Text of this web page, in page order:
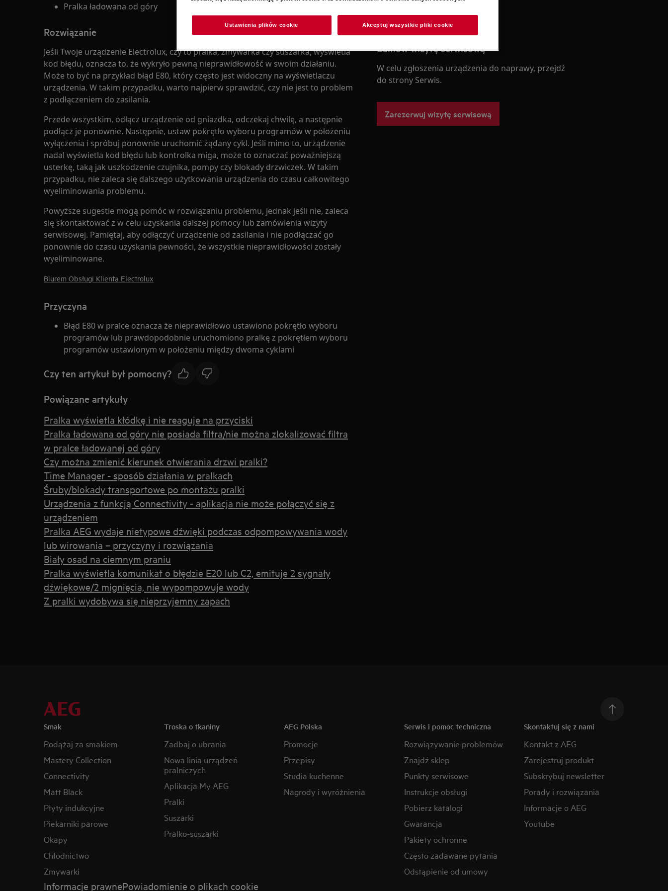
Pralka ładowana od góry
Rozwiązanie
Jeśli Twoje urządzenie Electrolux, czy to pralka, zmywarka czy suszarka, wyświetla
kod błędu, oznacza to, że wykryło pewną nieprawidłowość w swoim działaniu.
Może to być na przykład błąd E80, który często jest widoczny na wyświetlaczu
urządzenia. W takim przypadku, warto najpierw sprawdzić, czy nie jest to problem
z podłączeniem do zasilania.
Przede wszystkim, odłącz urządzenie od gniazdka, odczekaj chwilę, a następnie
podłącz je ponownie. Następnie, ustaw pokrętło wyboru programów w położeniu
wyłączenia i spróbuj ponownie uruchomić żądany cykl. Jeśli mimo to, urządzenie
nadal wyświetla kod błędu lub kontrolka miga, może to oznaczać poważniejszą
usterkę, taką jak uszkodzenie czujnika, pompy czy blokady drzwiczek. W takim
przypadku, nie zaleca się dalszego użytkowania urządzenia do czasu całkowitego
wyeliminowania problemu.
Powyższe sugestie mogą pomóc w rozwiązaniu problemu, jednak jeśli nie, zaleca
się skontaktować z w celu uzyskania dalszej pomocy lub zamówienia wizyty
serwisowej. Pamiętaj, aby odłączyć urządzenie od zasilania i nie podłączać go
ponownie do czasu uzyskania pewności, że wszystkie nieprawidłowości zostały
wyeliminowane.
Biurem Obsługi Klienta Electrolux
Przyczyna
Błąd E80 w pralce oznacza że nieprawidłowo ustawiono pokrętło wyboru
programów lub prawdopodobnie uruchomiono pralkę z pokrętłem wyboru
programów ustawionym w położeniu między dwoma cyklami
Czy ten artykuł był pomocny?
Powiązane artykuły
Pralka wyświetla kłódkę i nie reaguje na przyciski
Pralka ładowana od góry nie posiada filtra/nie można zlokalizować filtra
w pralce ładowanej od góry
Czy można zmienić kierunek otwierania drzwi pralki?
Time Manager - sposób działania w pralkach
Śruby/blokady transportowe po montażu pralki
Urządzenia z funkcją Connectivity - aplikacja nie może połączyć się z
urządzeniem
Pralka AEG wydaje nietypowe dźwięki podczas odpompowywania wody
lub wirowania – przyczyny i rozwiązania
Biały osad na ciemnym praniu
Pralka wyświetla komunikat o błędzie E20 lub C2, emituje 2 sygnały
dźwiękowe/2 mignięcia, nie wypompowuje wody
Z pralki wydobywa się nieprzyjemny zapach
Zamów wizytę serwisową
W celu zgłoszenia urządzenia do naprawy, przejdź
do strony Serwis.
Zarezerwuj wizytę serwisową
Smak
Podążaj za smakiem
Mastery Collection
Connectivity
Matt Black
Płyty indukcyjne
Piekarniki parowe
Okapy
Chłodnictwo
Zmywarki
Troska o tkaniny
Zadbaj o ubrania
Nowa linia urządzeń
pralniczych
Aplikacja My AEG
Pralki
Suszarki
Pralko-suszarki
AEG Polska
Promocje
Przepisy
Studia kuchenne
Nagrody i wyróżnienia
Serwis i pomoc techniczna
Rozwiązywanie problemów
Znajdź sklep
Punkty serwisowe
Instrukcje obsługi
Pobierz katalogi
Gwarancja
Pakiety ochronne
Często zadawane pytania
Odstąpienie od umowy
Skontaktuj się z nami
Kontakt z AEG
Zarejestruj produkt
Subskrybuj newsletter
Porady i rozwiązania
Informacje o AEG
Youtube
Informacje prawnePowiadomienie o plikach cookie
Ustawienia plików cookie Akceptuj wszystkie pliki cookie